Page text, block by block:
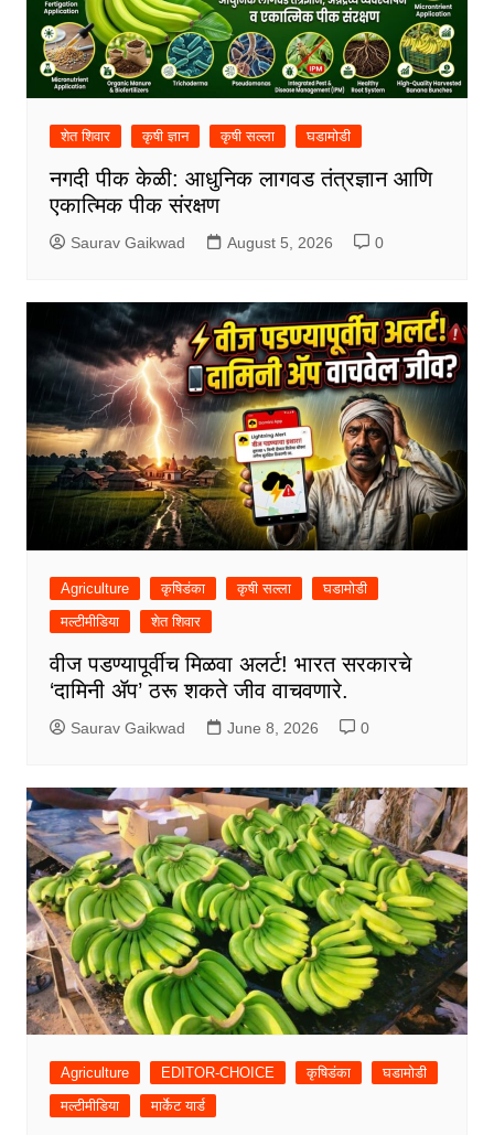
शेत शिवार कृषी ज्ञान कृषी सल्ला घडामोडी
नगदी पीक केळी: आधुनिक लागवड तंत्रज्ञान आणि
एकात्मिक पीक संरक्षण
Saurav Gaikwad August 5, 2026 0
Agriculture कृषिडंका कृषी सल्ला
घडामोडी
मल्टीमीडिया
शेत शिवार
वीज पडण्यापूर्वीच मिळवा अलर्ट! भारत सरकारचे
‘दामिनी ॲप’ ठरू शकते जीव वाचवणारे.
Saurav Gaikwad June 8, 2026 0
Agriculture EDITOR-CHOICE कृषिडंका
घडामोडी
मल्टीमीडिया
मार्केट यार्ड